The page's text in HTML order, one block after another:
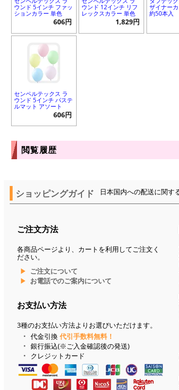
ウンド 5インチ ファッ
ションカラー 単色
606円
ウンド 12インチ リフ
レックスカラー 単色
1,829円
ザイナー
約50本入
センペルテックス ラ
ウンド 5インチ パステ
ルマット アソート
606円
閲覧履歴
ショッピングガイド 日本国内への配送に関す
ご注文方法
各商品ページより、カートを利用してご注文く
ださい。
ご注文について
お電話でのご案内について
お支払い方法
3種のお支払い方法よりお選びいただけます。
代金引換 代引手数料無料！
銀行振込(※ご入金確認後の発送)
クレジットカード